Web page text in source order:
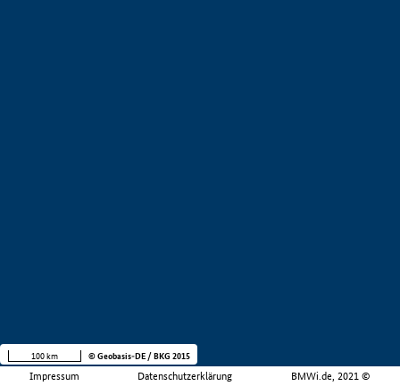
Impressum Datenschutzerklärung BMWi.de, 2021 ©
100 km © Geobasis-DE / BKG 2015